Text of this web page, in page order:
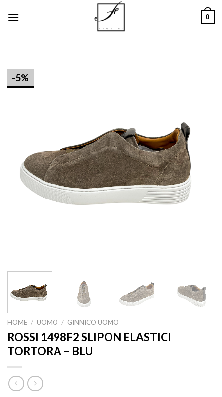
0
-5%
HOME / UOMO / GINNICO UOMO
ROSSI 1498F2 SLIPON ELASTICI
TORTORA – BLU